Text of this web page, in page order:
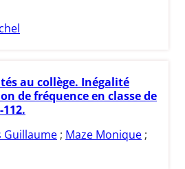
au collège. Inégalité
de fréquence en classe de
Guillaume ; Maze Monique ;